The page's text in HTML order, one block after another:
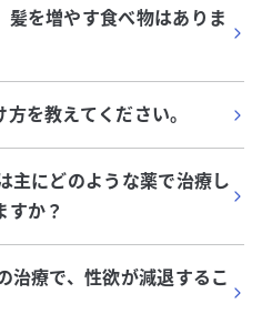
を増やす食べ物はありま
を教えてください。
主にどのような薬で治療し
すか？
治療で、性欲が減退するこ